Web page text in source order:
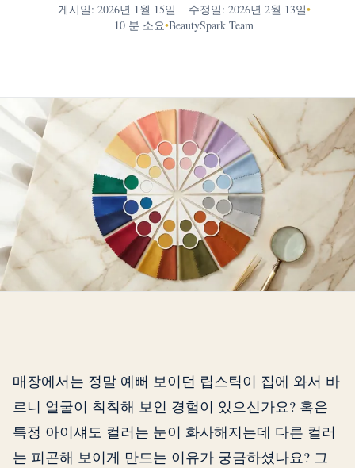
게시일: 2026년 1월 15일 수정일: 2026년 2월 13일•
10 분 소요•BeautySpark Team
매장에서는 정말 예뻐 보이던 립스틱이 집에 와서 바
르니 얼굴이 칙칙해 보인 경험이 있으신가요? 혹은
특정 아이섀도 컬러는 눈이 화사해지는데 다른 컬러
는 피곤해 보이게 만드는 이유가 궁금하셨나요? 그